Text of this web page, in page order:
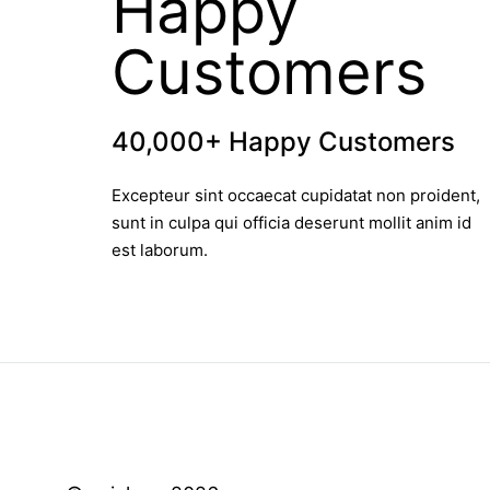
40,000+ Happy Customers
Excepteur sint occaecat cupidatat non proident,
sunt in culpa qui officia deserunt mollit anim id
est laborum.